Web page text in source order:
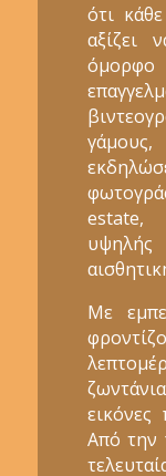
ότι
αξίζει
όμορφο
estate,
υψηλής
Με
Από την